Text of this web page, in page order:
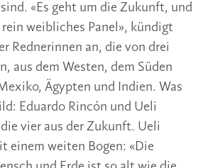
«Es geht um die Zukunft, und
weibliches Panel», kündigt
Rednerinnen an, die von drei
aus dem Westen, dem Süden
Ägypten und Indien. Was
Eduardo Rincón und Ueli
vier aus der Zukunft. Ueli
einem weiten Bogen: «Die